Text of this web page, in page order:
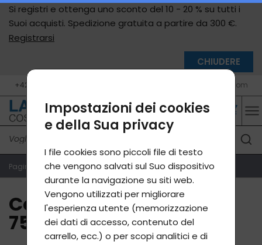
Si registri e ottenga uno sconto del 10 - 20 % su tutti i
Suoi acquisti. Spedizione gratuita a partire da 300 €.
Registrarsi
CHIUDERE
+420 604 400 755 (10 - 17, lun - ven) info@lavycosmetics.com
Pagina iniziale Contatti +420 604 400 755 (lun - ven 9 - 17)
Contatti +420 604 400
755 (lun - ven 9 - 17)
Impostazioni dei cookies
e della Sua privacy
I file cookies sono piccoli file di testo
che vengono salvati sul Suo dispositivo
durante la navigazione su siti web.
Vengono utilizzati per migliorare
l'esperienza utente (memorizzazione
dei dati di accesso, contenuto del
carrello, ecc.) o per scopi analitici e di